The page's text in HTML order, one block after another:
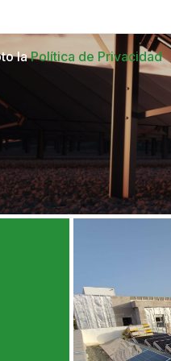
laPolítica de Privacidad